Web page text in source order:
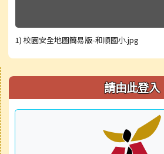
1) 校園安全地圖簡易版-和順國小.jpg
右邊區域內容 請由此登入